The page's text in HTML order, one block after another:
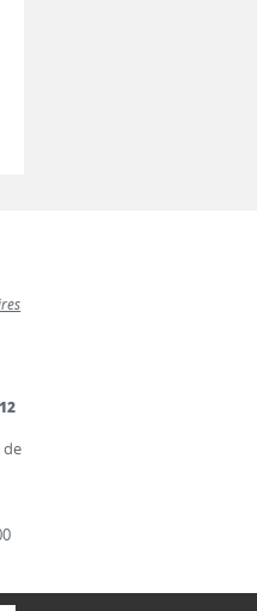
12
de